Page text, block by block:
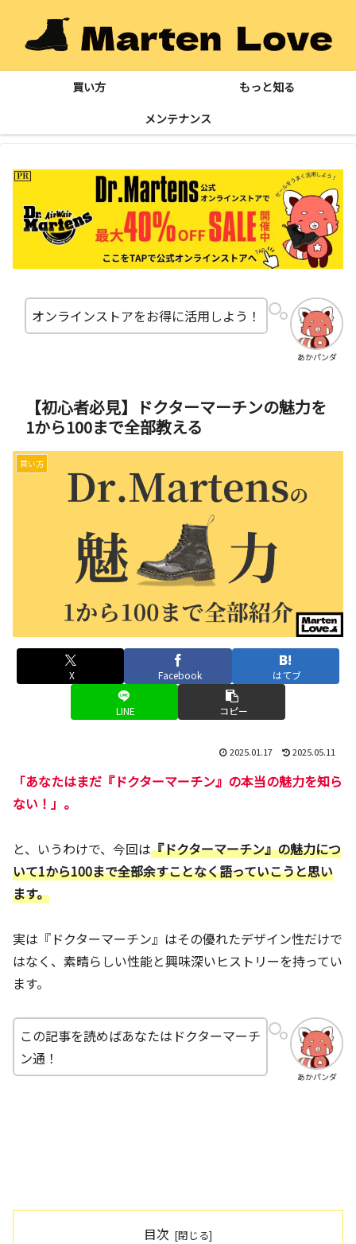
買い方
もっと知る
メンテナンス
あかパンダ
オンラインストアをお得に活用しよう！
【初心者必見】ドクターマーチンの魅力を
1から100まで全部教える
買い方
X Facebook はてブ
LINE コピー
2025.01.17 2025.05.11
「あなたはまだ『ドクターマーチン』の本当の魅力を知ら
ない！」。
と、いうわけで、今回は『ドクターマーチン』の魅力につ
いて1から100まで全部余すことなく語っていこうと思い
ます。
実は『ドクターマーチン』はその優れたデザイン性だけで
はなく、素晴らしい性能と興味深いヒストリーを持ってい
ます。
あかパンダ
この記事を読めばあなたはドクターマーチ
ン通！
目次